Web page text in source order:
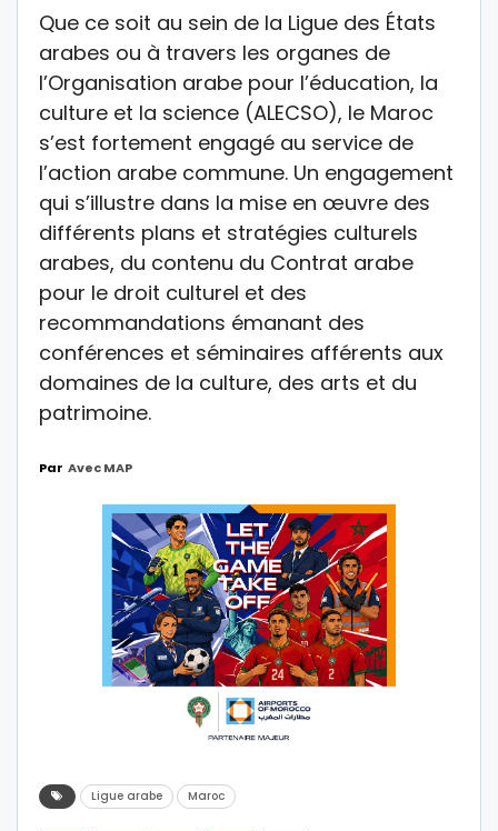
Que ce soit au sein de la Ligue des États
arabes ou à travers les organes de
l’Organisation arabe pour l’éducation, la
culture et la science (ALECSO), le Maroc
s’est fortement engagé au service de
l’action arabe commune. Un engagement
qui s’illustre dans la mise en œuvre des
différents plans et stratégies culturels
arabes, du contenu du Contrat arabe
pour le droit culturel et des
recommandations émanant des
conférences et séminaires afférents aux
domaines de la culture, des arts et du
patrimoine.
Par Avec MAP
Ligue arabe Maroc